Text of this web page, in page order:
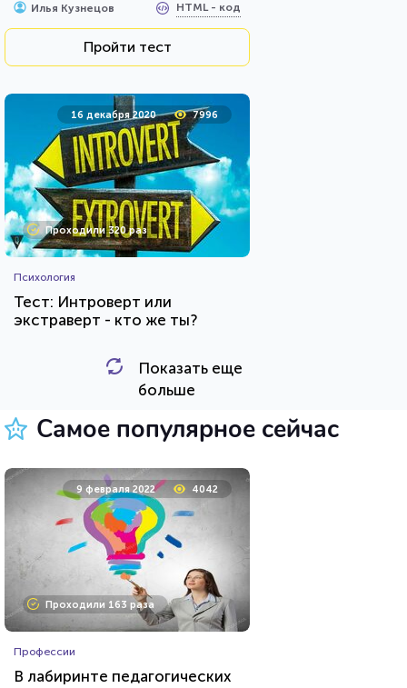
Илья Кузнецов HTML - код
Пройти тест
16 декабря 2020 7996
Проходили 320 раз
Психология
Тест: Интроверт или
экстраверт - кто же ты?
HTML - код
11 мая 2020
Проходили 9897 раз
Фильмы
Тест на знание советского
фильма «Иван Васильевич
Показать еще
больше
Самое популярное сейчас
9 февраля 2022 4042
Проходили 163 раза
Профессии
В лабиринте педагогических